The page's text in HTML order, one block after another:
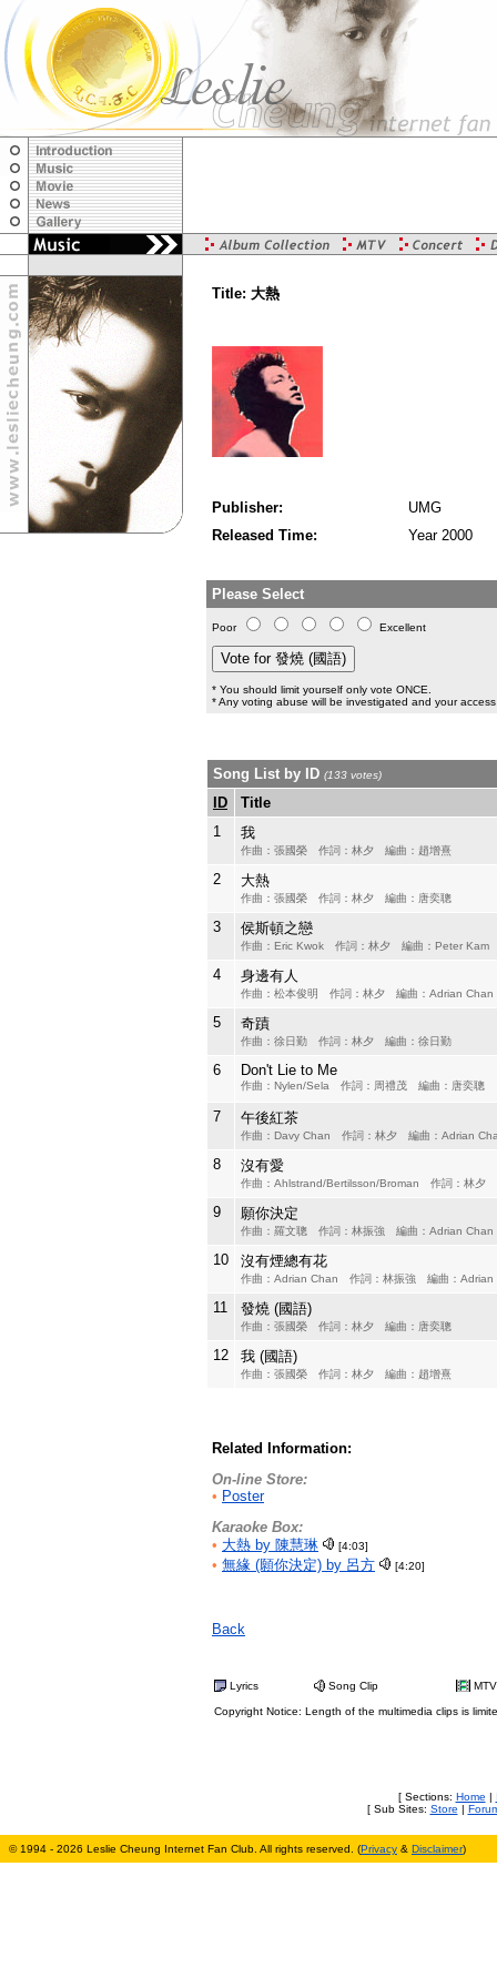
Title: 大熱
Publisher:
UMG
Released Time:
Year 2000
Please Select
Poor Excellent
* You should limit yourself only vote ONCE.
* Any voting abuse will be investigated and your
Song List by ID (133 votes)
ID
Title
1
我
作曲：張國榮 作詞：林夕 編曲：趙增熹
2 大熱
作曲：張國榮 作詞：林夕 編曲：唐奕聰
3 侯斯頓之戀
作曲：Eric Kwok 作詞：林夕 編曲：Peter Kam
4 身邊有人
作曲：松本俊明 作詞：林夕 編曲：Adrian Chan
5 奇蹟
作曲：徐日勤 作詞：林夕 編曲：徐日勤
6 Don't Lie to Me
作曲：Nylen/Sela 作詞：周禮茂 編曲：唐奕聰
7 午後紅茶
作曲：Davy Chan 作詞：林夕 編曲：Adrian
8 沒有愛
作曲：Ahlstrand/Bertilsson/Broman 作詞：林夕
9 願你決定
作曲：羅文聰 作詞：林振強 編曲：Adrian Chan
10 沒有煙總有花
作曲：Adrian Chan 作詞：林振強 編曲：Adrian
11 發燒 (國語)
作曲：張國榮 作詞：林夕 編曲：唐奕聰
12 我 (國語)
作曲：張國榮 作詞：林夕 編曲：趙增熹
Related Information:
On-line Store:
• Poster
Karaoke Box:
• 大熱 by 陳慧琳 [4:03]
• 無緣 (願你決定) by 呂方 [4:20]
Back
Lyrics Song Clip MTV
Copyright Notice: Length of the multimedia clips is
[ Sections: Home |
[ Sub Sites: Store |
© 1994 - 2026 Leslie Cheung Internet Fan Club. All rights reserved. (Privacy & Disclaimer)